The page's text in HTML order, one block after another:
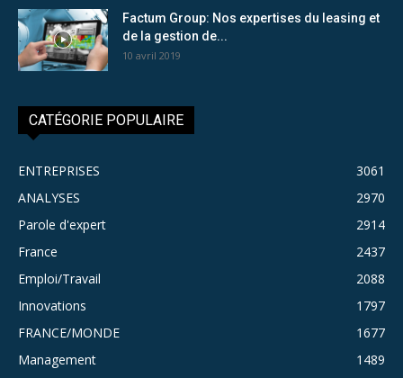
Factum Group: Nos expertises du leasing et
de la gestion de...
10 avril 2019
CATÉGORIE POPULAIRE
ENTREPRISES
3061
ANALYSES
2970
Parole d'expert
2914
France
2437
Emploi/Travail
2088
Innovations
1797
FRANCE/MONDE
1677
Management
1489